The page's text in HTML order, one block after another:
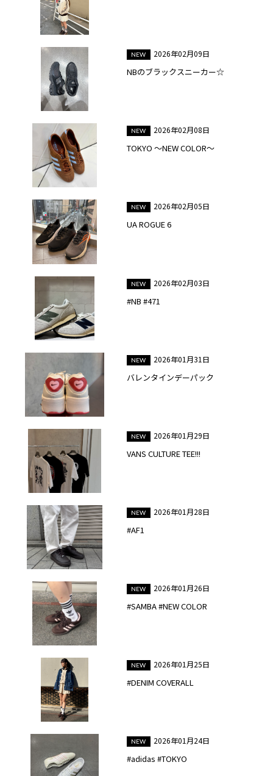
2026年02月09日
NBのブラックスニーカー☆
2026年02月08日
TOKYO ～NEW COLOR～
2026年02月05日
UA ROGUE 6
2026年02月03日
#NB #471
2026年01月31日
バレンタインデーパック
2026年01月29日
VANS CULTURE TEE!!!
2026年01月28日
#AF1
2026年01月26日
#SAMBA #NEW COLOR
2026年01月25日
#DENIM COVERALL
2026年01月24日
#adidas #TOKYO